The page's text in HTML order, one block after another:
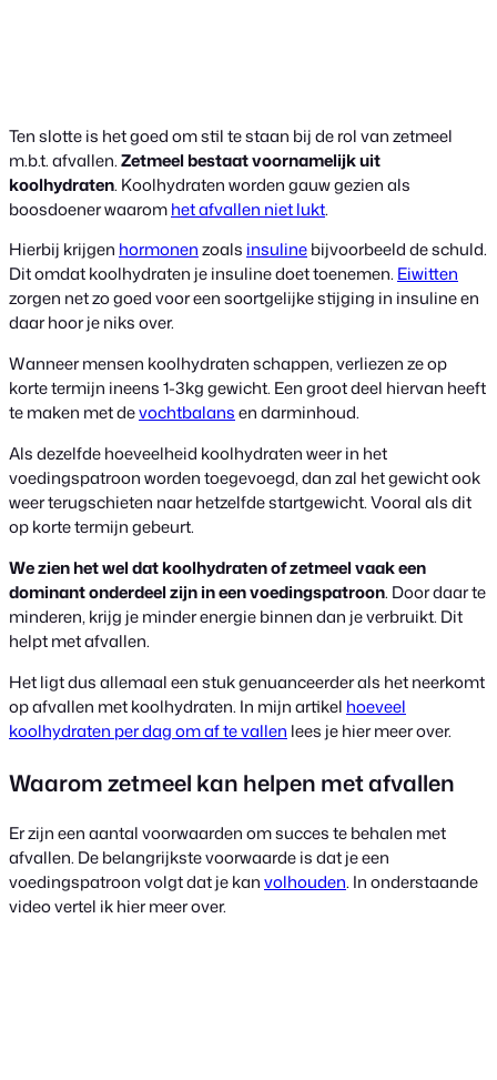
Ten slotte is het goed om stil te staan bij de rol van zetmeel
m.b.t. afvallen.Zetmeel bestaat voornamelijk uit
koolhydraten. Koolhydraten worden gauw gezien als
boosdoener waaromhet afvallen niet lukt.
Hierbij krijgen hormonenzoals insulinebijvoorbeeld de schuld.
Dit omdat koolhydraten je insuline doet toenemen. Eiwitten
zorgen net zo goed voor een soortgelijke stijging in insuline en
daar hoor je niks over.
Wanneer mensen koolhydraten schappen, verliezen ze op
korte termijn ineens 1-3kg gewicht. Een groot deel hiervan heeft
te maken met devochtbalansen darminhoud.
Als dezelfde hoeveelheid koolhydraten weer in het
voedingspatroon worden toegevoegd, dan zal het gewicht ook
weer terugschieten naar hetzelfde startgewicht. Vooral als dit
op korte termijn gebeurt.
We zien het wel dat koolhydraten of zetmeel vaak een
dominant onderdeel zijn in een voedingspatroon. Door daar te
minderen, krijg je minder energie binnen dan je verbruikt. Dit
helpt met afvallen.
Het ligt dus allemaal een stuk genuanceerder als het neerkomt
op afvallen met koolhydraten. In mijn artikel hoeveel
koolhydraten per dag om af te vallen lees je hier meer over.
Waarom zetmeel kan helpen met afvallen
Er zijn een aantal voorwaarden om succes te behalen met
afvallen. De belangrijkste voorwaarde is dat je een
voedingspatroon volgt dat je kanvolhouden. In onderstaande
video vertel ik hier meer over.